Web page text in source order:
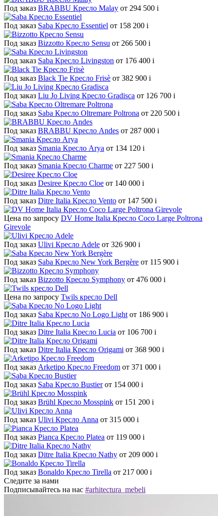
Под заказ BRABBU Кресло Malay от 294 500 i
Под заказ Saba Кресло Essentiel от 158 200 i
Под заказ Bizzotto Кресло Sensu от 266 500 i
Под заказ Saba Кресло Livingston от 176 400 i
Под заказ Black Tie Кресло Frisè от 382 900 i
Под заказ Liu Jo Living Кресло Gradisca от 126 700 i
Под заказ Saba Кресло Oltremare Poltrona от 220 500 i
Под заказ BRABBU Кресло Andes от 287 000 i
Под заказ Smania Кресло Arya от 134 120 i
Под заказ Smania Кресло Charme от 227 500 i
Под заказ Desiree Кресло Cloe от 140 000 i
Под заказ Ditre Italia Кресло Vento от 147 500 i
Цена по запросу DV Home Italia Кресло Coco Large Poltrona
Girevole
Под заказ Ulivi Кресло Adele от 326 900 i
Под заказ Saba Кресло New York Bergère от 115 900 i
Под заказ Bizzotto Кресло Symphony от 476 000 i
Цена по запросу Twils кресло Dell
Под заказ Saba Кресло No Logo Light от 186 900 i
Под заказ Ditre Italia Кресло Lucia от 106 700 i
Под заказ Ditre Italia Кресло Origami от 368 900 i
Под заказ Arketipo Кресло Freedom от 371 000 i
Под заказ Saba Кресло Bustier от 154 000 i
Под заказ Brühl Кресло Mosspink от 151 200 i
Под заказ Ulivi Кресло Anna от 315 000 i
Под заказ Pianca Кресло Platea от 119 000 i
Под заказ Ditre Italia Кресло Nathy от 209 000 i
Под заказ Bonaldo Кресло Tirella от 217 000 i
Следите за нами
Подписывайтесь на нас #arhitectura_mebeli